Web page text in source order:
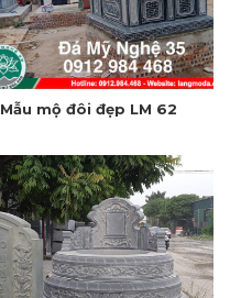
Mẫu mộ đôi đẹp LM 62